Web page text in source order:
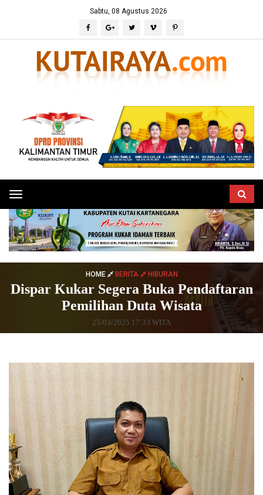
Sabtu, 08 Agustus 2026
Toggle
navigation
HOME BERITA HIBURAN
Dispar Kukar Segera Buka Pendaftaran
Pemilihan Duta Wisata
25/03/2025 17:33 WITA